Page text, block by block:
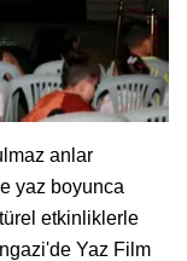
anlar
yaz boyunca
etkinliklerle
Yaz Film